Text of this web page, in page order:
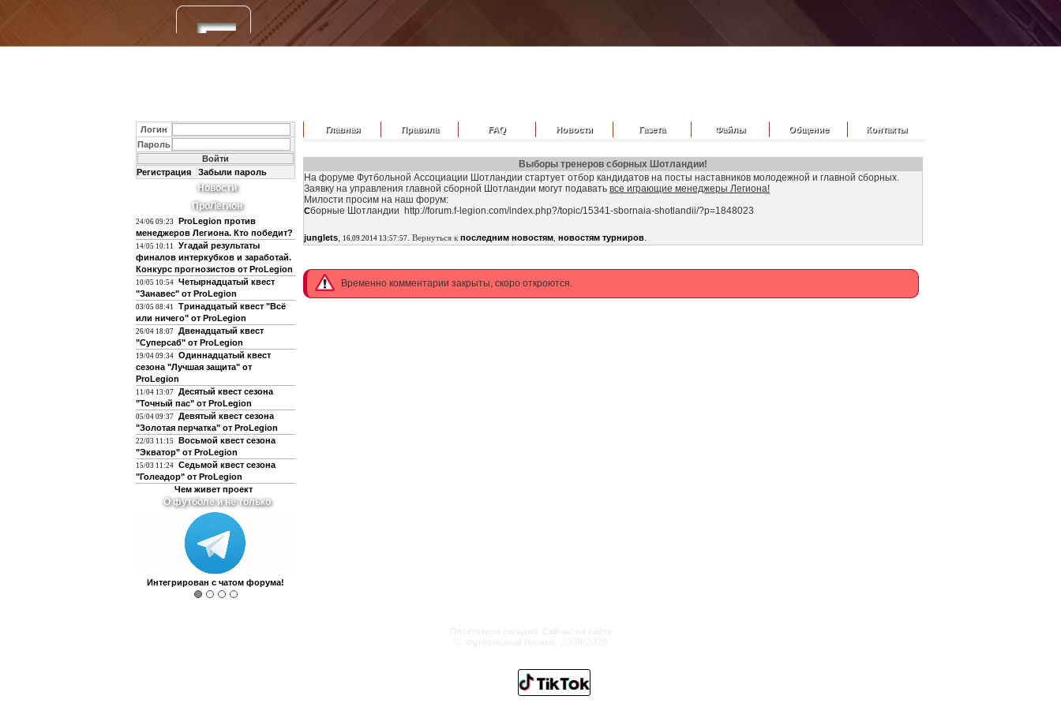
Логин
Пароль
Регистрация Забыли пароль
Новости
ПроЛегион
24/06 09:23
ProLegion против
менеджеров Легиона. Кто победит?
14/05 10:11
Угадай результаты
финалов интеркубков и заработай.
Конкурс прогнозистов от ProLegion
10/05 10:54 Четырнадцатый квест
"Занавес" от ProLegion
03/05 08:41
Тринадцатый квест "Всё
или ничего" от ProLegion
26/04 18:07 Двенадцатый квест
"Суперсаб" от ProLegion
19/04 09:34 Одиннадцатый квест
сезона "Лучшая защита" от
ProLegion
11/04 13:07 Десятый квест сезона
"Точный пас" от ProLegion
05/04 09:37 Девятый квест сезона
"Золотая перчатка" от ProLegion
22/03 11:15
Восьмой квест сезона
"Экватор" от ProLegion
15/03 11:24 Седьмой квест сезона
"Голеадор" от ProLegion
Чем живет проект
О футболе и не только
Интегрирован с чатом форума!
Главная Правила FAQ Новости Газета Файлы Общение Контакты
Выборы тренеров сборных Шотландии!
На форуме Футбольной Ассоциации Шотландии стартует отбор кандидатов на посты наставников молодежной и главной сборных.
Заявку на управления главной сборной Шотландии могут подавать все играющие менеджеры Легиона!
Милости просим на наш форум:
Сборные Шотландии http://forum.f-legion.com/index.php?/topic/15341-sbornaia-shotlandii/?p=1848023
junglets, 16.09.2014 13:57:57. Вернуться к последним новостям новостям турниров.
Временно комментарии закрыты, скоро откроются.